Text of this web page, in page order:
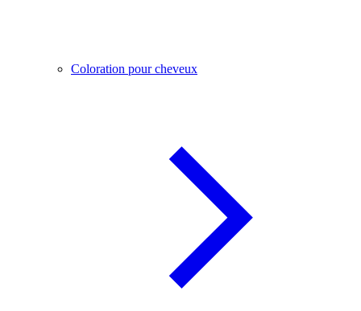
Coloration pour cheveux